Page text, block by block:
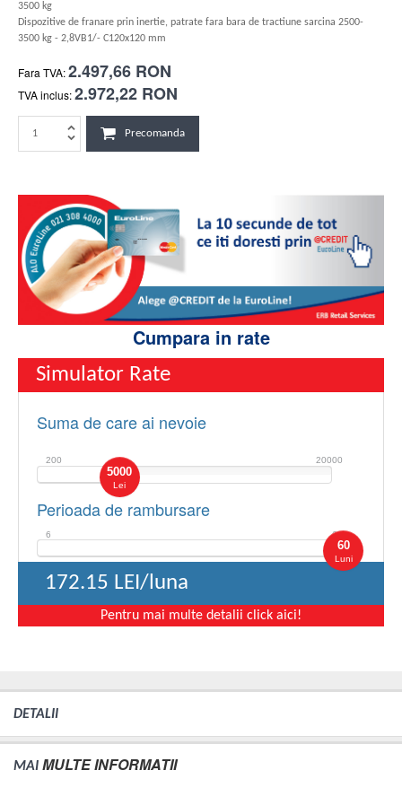
3500 kg
Dispozitive de franare prin inertie, patrate fara bara de tractiune sarcina 2500-
3500 kg - 2,8VB1/- C120x120 mm
Fara TVA:2.497,66 RON
TVA inclus:2.972,22 RON
Precomanda
Cumpara in rate
Simulator Rate
Suma de care ai nevoie
5000
Lei
200 20000
Perioada de rambursare
60
Luni
6 60
172.15 LEI/luna
Pentru mai multe detalii click aici!
DETALII
MAI MULTE INFORMATII